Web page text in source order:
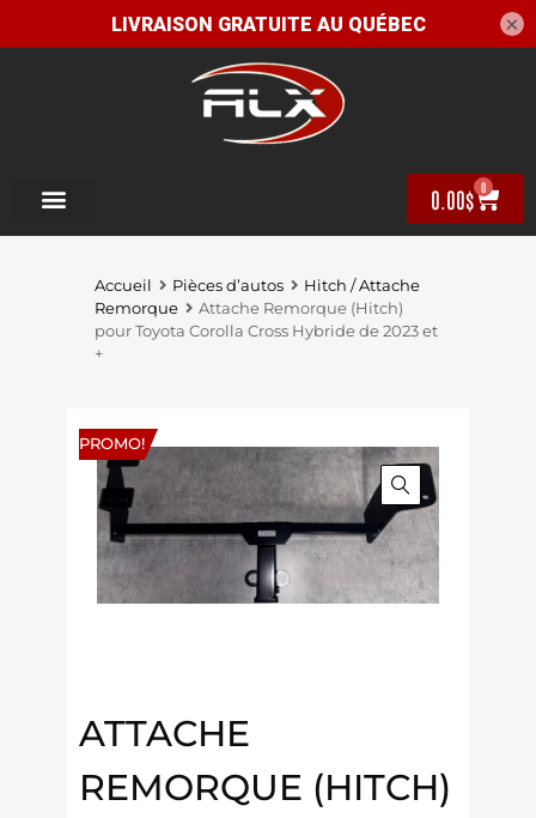
0.00$ 0
Accueil Pièces d’autos
Hitch / Attache
Remorque
Attache Remorque (Hitch)
pour Toyota Corolla Cross Hybride de 2023 et
+
PROMO!
ATTACHE
REMORQUE (HITCH)
×